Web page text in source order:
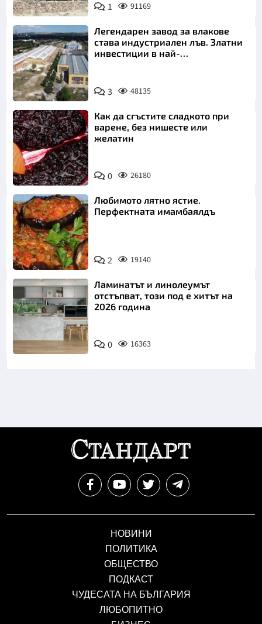
1 91169
Легендарен завод за влакове
става индустриален лъв. Златни
инвестиции в най-
3 48135
Как да сгъстите сладкото при
варене, без нишесте или
желатин
0 26180
Любимото лятно ястие.
Перфектната имамбаялдъ
2 19140
Ламинатът и линолеумът
отстъпват, този под е хитът на
2026 година
0 16363
НОВИНИ
ПОЛИТИКА
ОБЩЕСТВО
ПОДКАСТ
ЧУДЕСАТА НА БЪЛГАРИЯ
ЛЮБОПИТНО